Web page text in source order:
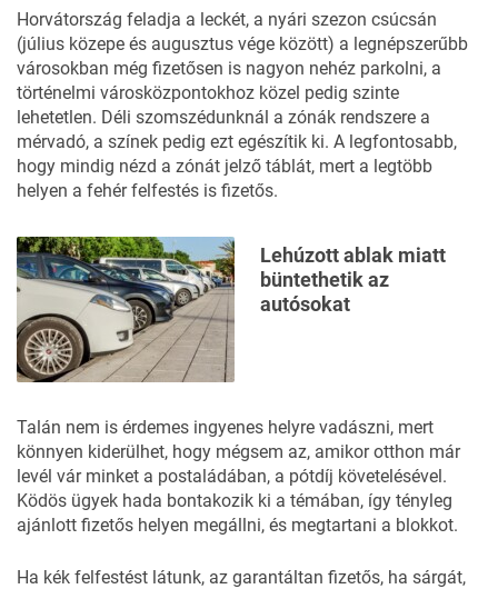
Horvátország feladja a leckét, a nyári szezon csúcsán
(július közepe és augusztus vége között) a legnépszerűbb
városokban még fizetősen is nagyon nehéz parkolni, a
történelmi városközpontokhoz közel pedig szinte
lehetetlen. Déli szomszédunknál a zónák rendszere a
mérvadó, a színek pedig ezt egészítik ki. A legfontosabb,
hogy mindig nézd a zónát jelző táblát, mert a legtöbb
helyen a fehér felfestés is fizetős.
Lehúzott ablak miatt
büntethetik az
autósokat
Talán nem is érdemes ingyenes helyre vadászni, mert
könnyen kiderülhet, hogy mégsem az, amikor otthon már
levél vár minket a postaládában, a pótdíj követelésével.
Ködös ügyek hada bontakozik ki a témában, így tényleg
ajánlott fizetős helyen megállni, és megtartani a blokkot.
Ha kék felfestést látunk, az garantáltan fizetős, ha sárgát,